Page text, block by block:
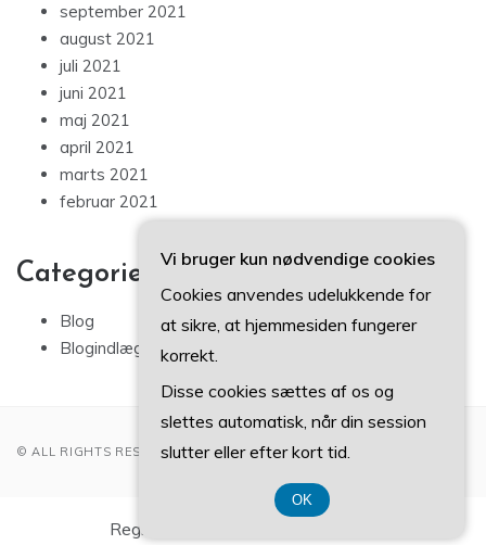
september 2021
august 2021
juli 2021
juni 2021
maj 2021
april 2021
marts 2021
februar 2021
Categories
Blog
Blogindlæg
© ALL RIGHTS RESERVED 2022
Registreringsnummer 37 40 77 39
Vi bruger kun nødvendige cookies
Cookies anvendes udelukkende for
at sikre, at hjemmesiden fungerer
korrekt.
Disse cookies sættes af os og
slettes automatisk, når din session
slutter eller efter kort tid.
OK